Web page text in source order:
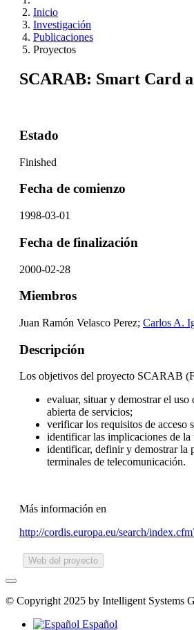
Inicio
Investigación
Publicaciones
Proyectos
SCARAB: Smart Card
Estado
Finished
Fecha de comienzo
1998-03-01
Fecha de finalización
2000-02-28
Miembros
Juan Ramón Velasco Perez; Carlos A.
Descripción
Los objetivos del proyecto SCARAB
evaluar, situar y demostrar el
abierta de servicios;
verificar los requisitos de acceso
identificar las implicaciones de la
identificar, definir y demostrar la
terminales de telecomunicación.
Más información en
http://cordis.europa.eu/search/
Web del proyecto
© Copyright 2025 by Intelligent Systems
Español